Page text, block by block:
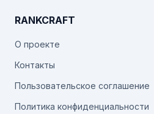
RANKCRAFT
О проекте
Контакты
Пользовательское соглашение
Политика конфиденциальности